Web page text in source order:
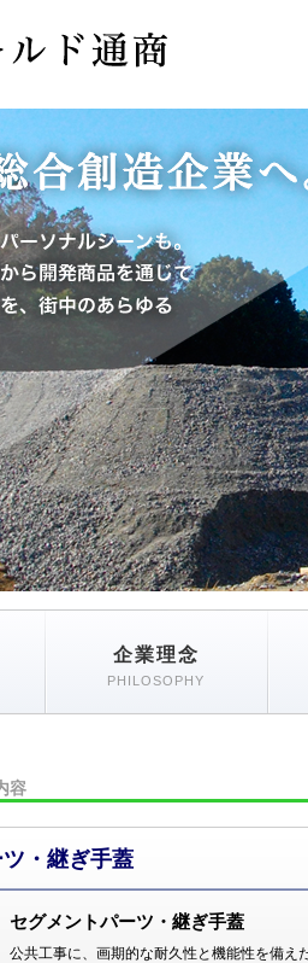
企業理念
PHILOSOPHY
容
・継ぎ手蓋
セグメントパーツ・継ぎ手蓋
公共工事に、画期的な耐久性と機能性を備え